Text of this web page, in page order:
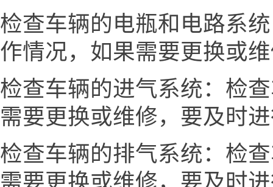
检查车辆的电瓶和电路系
作情况，如果需要更换或
检查车辆的进气系统：检
需要更换或维修，要及时
检查车辆的排气系统：检
需要更换或维修，要及时